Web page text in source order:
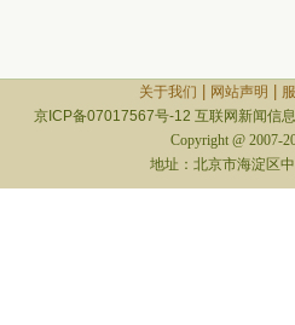
关于我们 网站声明
京ICP备07017567号-12 互联网新闻信
Copyright @ 2007-
地址：北京市海淀区